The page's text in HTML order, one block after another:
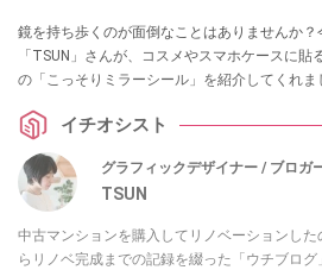
鏡を持ち歩くのが面倒なことはありませんか
「TSUN」さんが、コスメやスマホケースに
の「こっそりミラーシール」を紹介してくれま
イチオシスト
グラフィックデザイナー / ブロガ
TSUN
中古マンションを購入してリノベーションし
らリノベ完成までの記録を綴った「ウチブロ